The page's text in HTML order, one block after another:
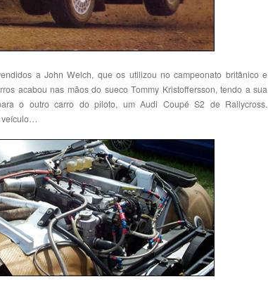
a John Welch, que os utilizou no campeonato britânico e
acabou nas mãos do sueco Tommy Kristoffersson, tendo a sua
o outro carro do piloto, um Audi Coupé S2 de Rallycross.
veículo…